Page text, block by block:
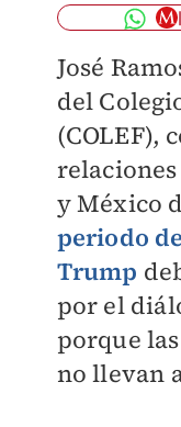
José
del
(COLEF),
y México
periodo
Trump
por el
porque
no llevan